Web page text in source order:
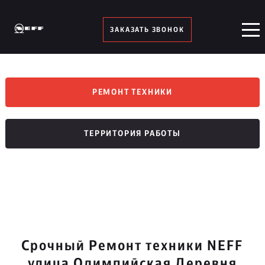
ЗАКАЗАТЬ ЗВОНОК
РЕМОНТ ТЕХНИКИ
ТЕРРИТОРИЯ РАБОТЫ
Срочный Ремонт техники NEFF